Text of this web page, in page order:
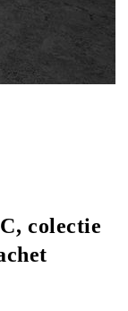
colectie